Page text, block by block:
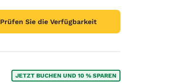
Prüfen Sie die Verfügbarkeit
JETZT BUCHEN UND 10 % SPAREN